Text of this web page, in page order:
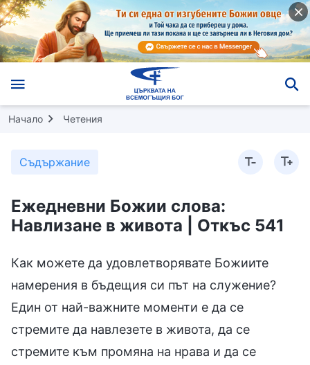
Начало Четения
Съдържание
Ежедневни Божии слова:
Навлизане в живота | Откъс 541
Как можете да удовлетворявате Божиите
намерения в бъдещия си път на служение?
Един от най-важните моменти е да се
стремите да навлезете в живота, да се
стремите към промяна на нрава и да се